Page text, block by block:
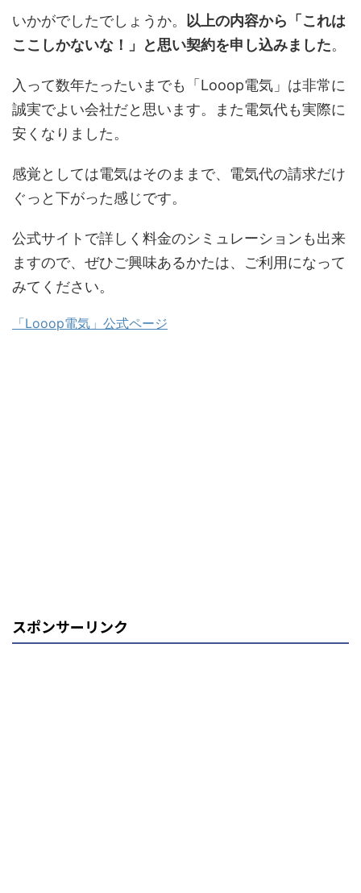
いかがでしたでしょうか。
以上の内容から「これは
ここしかないな！」と思い契約を申し込みました。
入って数年たったいまでも「Looop電気」は非常に
誠実でよい会社だと思います。また電気代も実際に
安くなりました。
感覚としては電気はそのままで、電気代の請求だけ
ぐっと下がった感じです。
公式サイトで詳しく料金のシミュレーションも出来
ますので、ぜひご興味あるかたは、ご利用になって
みてください。
「Looop電気」公式ページ
スポンサーリンク